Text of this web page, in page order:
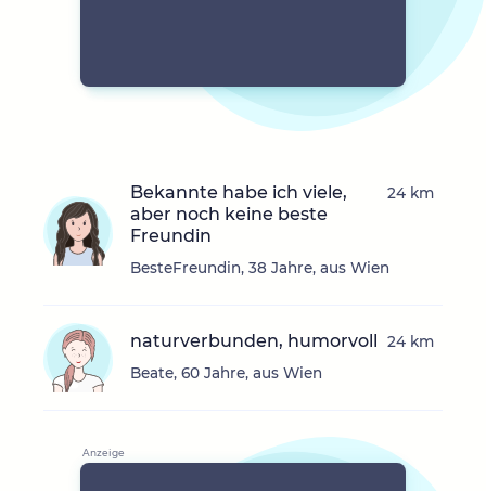
Bekannte habe ich viele,
aber noch keine beste
Freundin
BesteFreundin, 38 Jahre, aus Wien
24 km
naturverbunden, humorvoll
Beate, 60 Jahre, aus Wien
24 km